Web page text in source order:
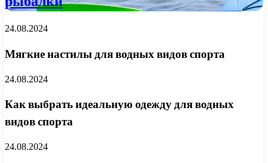
24.08.2024
Мягкие настилы для водных видов спорта
24.08.2024
Как выбрать идеальную одежду для водных
видов спорта
24.08.2024